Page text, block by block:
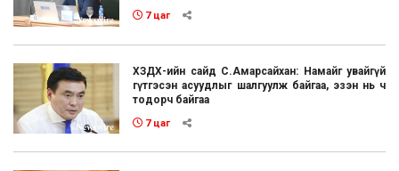
7 цаг
ХЗДХ-ийн сайд С.Амарсайхан: Намайг увайгүй
гүтгэсэн асуудлыг шалгуулж байгаа, эзэн нь ч
тодорч байгаа
7 цаг